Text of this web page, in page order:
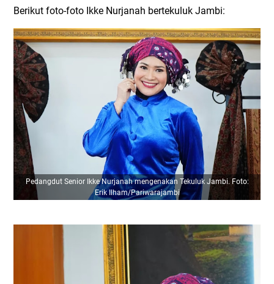
Berikut foto-foto Ikke Nurjanah bertekuluk Jambi:
Pedangdut Senior Ikke Nurjanah mengenakan Tekuluk Jambi. Foto:
Erik Ilham/Pariwarajambi